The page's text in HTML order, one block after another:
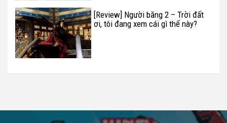
[Review] Người băng 2 – Trời đất
ơi, tôi đang xem cái gì thế này?